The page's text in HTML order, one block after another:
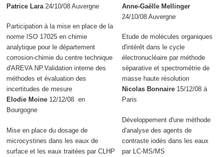
Patrice Lara 24/10/08 Auvergne
Participation à la mise en place de la
norme ISO 17025 en chimie
analytique pour le département
corrosion-chimie du centre technique
d'AREVA NP.Validation interne des
méthodes et évaluation des
incertitudes de mesure
Elodie Moine 12/12/08 en
Bourgogne
Mise en place du dosage de
microcystines dans les eaux de
surface et les eaux traitées par CLHP
Anne-Gaëlle Mellinger
24/10/08 Auvergne
Etude de molécules organiques
d'intérêt dans le cycle
électronucléaire par méthode
séparative et spectrométrie de
masse haute résolution
Nicolas Bonnaire 15/12/08 à
Paris
Développement d'une méthode
d'analyse des agents de
contraste iodés dans les eaux
par LC-MS/MS